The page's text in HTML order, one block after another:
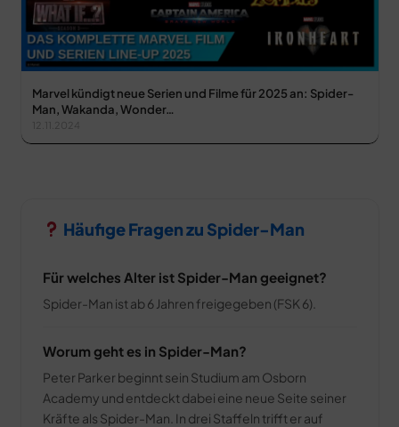
Marvel kündigt neue Serien und Filme für 2025 an: Spider-
Man, Wakanda, Wonder…
Häufige Fragen zu Spider-Man
Für welches Alter ist Spider-Man geeignet?
Spider-Man ist ab 6 Jahren freigegeben (FSK 6).
Worum geht es in Spider-Man?
Peter Parker beginnt sein Studium am Osborn
Academy und entdeckt dabei eine neue Seite seiner
Kräfte als Spider-Man. In drei Staffeln trifft er auf